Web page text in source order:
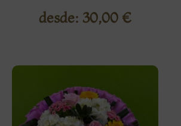
desde: 30,00 €